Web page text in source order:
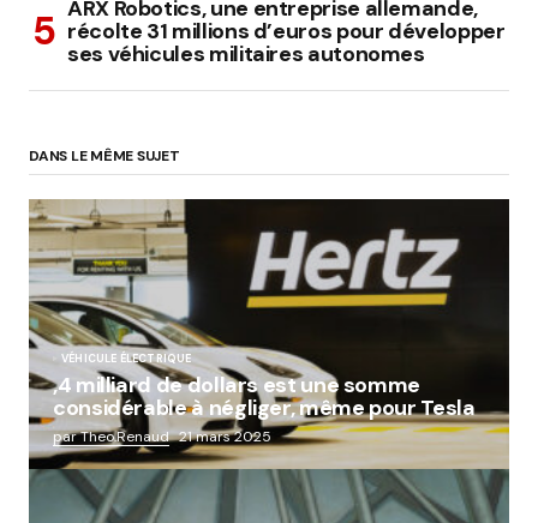
ARX Robotics, une entreprise allemande,
récolte 31 millions d’euros pour développer
ses véhicules militaires autonomes
DANS LE MÊME SUJET
VÉHICULE ÉLECTRIQUE
,4 milliard de dollars est une somme
considérable à négliger, même pour Tesla
par Theo.Renaud 21 mars 2025